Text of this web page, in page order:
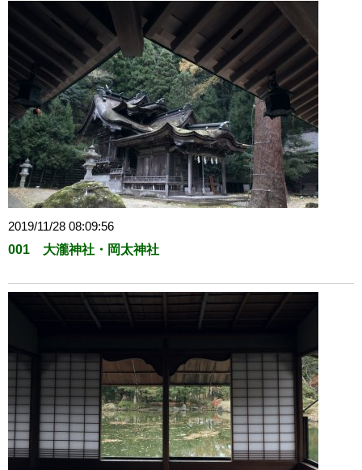
2019/11/28 08:09:56
001 大瀧神社・岡太神社